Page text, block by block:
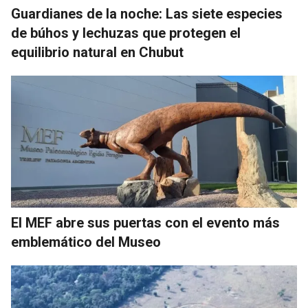
Guardianes de la noche: Las siete especies
de búhos y lechuzas que protegen el
equilibrio natural en Chubut
El MEF abre sus puertas con el evento más
emblemático del Museo